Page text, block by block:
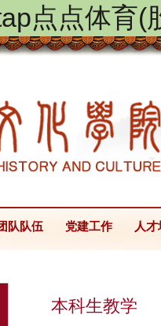
点点体育(
队队伍 党建工作 人
本科生教学